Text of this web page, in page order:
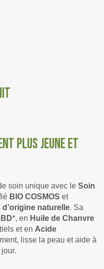
plus jeune et
soin unique avec le Soin
BIO COSMOS et
d’origine naturelle. Sa
*, en Huile de Chanvre
et en Acide
lisse la peau et aide à